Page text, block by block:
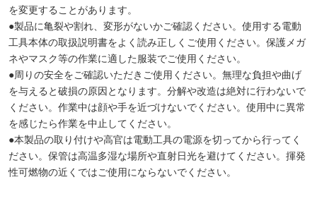
を変更することがあります。
●製品に亀裂や割れ、変形がないかご確認ください。使用する電動
工具本体の取扱説明書をよく読み正しくご使用ください。保護メガ
ネやマスク等の作業に適した服装でご使用ください。
●周りの安全をご確認いただきご使用ください。無理な負担や曲げ
を与えると破損の原因となります。分解や改造は絶対に行わないで
ください。作業中は顔や手を近づけないでください。使用中に異常
を感じたら作業を中止してください。
●本製品の取り付けや高官は電動工具の電源を切ってから行ってく
ださい。保管は高温多湿な場所や直射日光を避けてください。揮発
性可燃物の近くではご使用にならないでください。